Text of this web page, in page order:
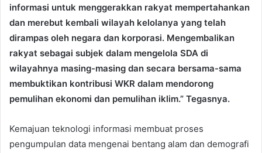
informasi untuk menggerakkan rakyat mempertahankan
dan merebut kembali wilayah kelolanya yang telah
dirampas oleh negara dan korporasi. Mengembalikan
rakyat sebagai subjek dalam mengelola SDA di
wilayahnya masing-masing dan secara bersama-sama
membuktikan kontribusi WKR dalam mendorong
pemulihan ekonomi dan pemulihan iklim.” Tegasnya.
Kemajuan teknologi informasi membuat proses
pengumpulan data mengenai bentang alam dan demografi